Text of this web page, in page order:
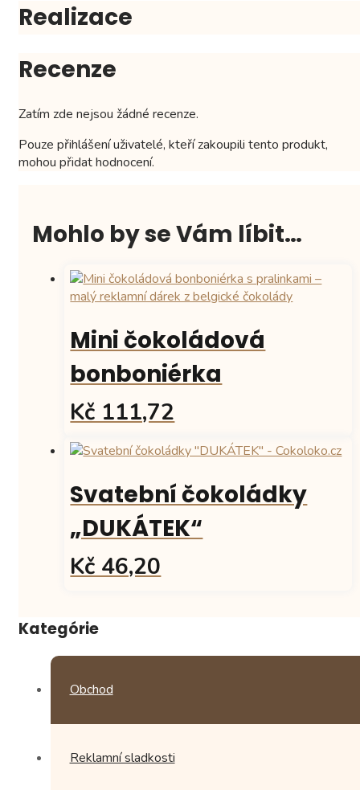
Realizace
Recenze
Zatím zde nejsou žádné recenze.
Pouze přihlášení uživatelé, kteří zakoupili tento produkt,
mohou přidat hodnocení.
Mohlo by se Vám líbit…
Mini čokoládová
bonboniérka
Kč 111,72
Svatební čokoládky
„DUKÁTEK“
Kč 46,20
má
více
Možnosti
vybrat
stránce
Kategórie
Obchod
Reklamní sladkosti